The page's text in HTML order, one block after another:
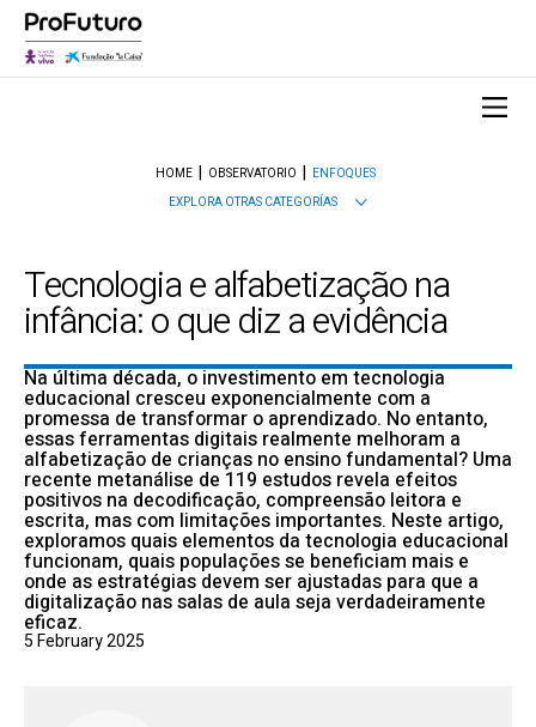
HOME OBSERVATORIO
ENFOQUES
EXPLORA OTRAS CATEGORÍAS
Tecnologia e alfabetização na
infância: o que diz a evidência
Na última década, o investimento em tecnologia
educacional cresceu exponencialmente com a
promessa de transformar o aprendizado. No entanto,
essas ferramentas digitais realmente melhoram a
alfabetização de crianças no ensino fundamental? Uma
recente metanálise de 119 estudos revela efeitos
positivos na decodificação, compreensão leitora e
escrita, mas com limitações importantes. Neste artigo,
exploramos quais elementos da tecnologia educacional
funcionam, quais populações se beneficiam mais e
onde as estratégias devem ser ajustadas para que a
digitalização nas salas de aula seja verdadeiramente
eficaz.
5 February 2025